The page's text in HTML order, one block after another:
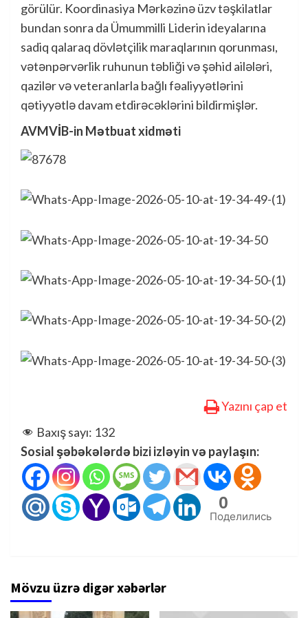
görülür. Koordinasiya Mərkəzinə üzv təşkilatlar
bundan sonra da Ümummilli Liderin ideyalarına
sadiq qalaraq dövlətçilik maraqlarının qorunması,
vətənpərvərlik ruhunun təbliği və şəhid ailələri,
qazilər və veteranlarla bağlı fəaliyyətlərini
qətiyyətlə davam etdirəcəklərini bildirmişlər.
AVMVİB-in Mətbuat xidməti
Yazını çap et
Baxış sayı: 132
Sosial şəbəkələrdə bizi izləyin və paylaşın:
0
Поделились
Mövzu üzrə digər xəbərlər